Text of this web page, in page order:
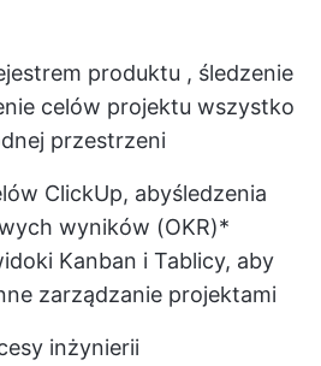
produktu , śledzenie
celów projektu wszystko
przestrzeni
ClickUp, abyśledzenia
wyników (OKR)*
Kanban i Tablicy, aby
zarządzanie projektami
inżynierii